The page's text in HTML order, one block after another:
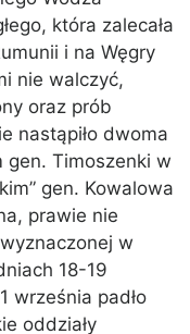
która zalecała
i na Węgry
nie walczyć,
oraz prób
nastąpiło dwoma
gen. Timoszenki w
gen. Kowalowa
prawie nie
w
18-19
września padło
oddziały